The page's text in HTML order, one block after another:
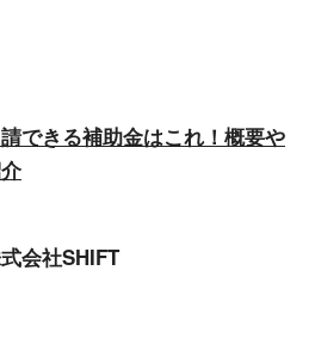
できる補助金はこれ！概要や
会社SHIFT